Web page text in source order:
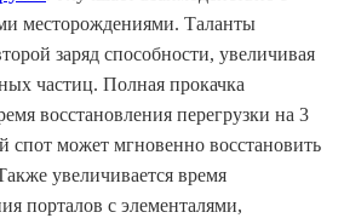
месторождениями. Таланты
заряд способности, увеличивая
частиц. Полная прокачка
восстановления перегрузки на 3
спот может мгновенно восстановить
увеличивается время
порталов с элементалями,